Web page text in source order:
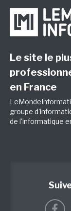
Le site le
en France
groupe
de l'informatique